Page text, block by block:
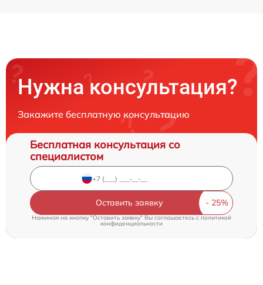
Нужна консультация?
Закажите бесплатную консультацию
Бесплатная консультация со
специалистом
Оставить заявку
Нажимая на кнопку "Оставить заявку" Вы соглашаетесь c политикой
конфиденциальности